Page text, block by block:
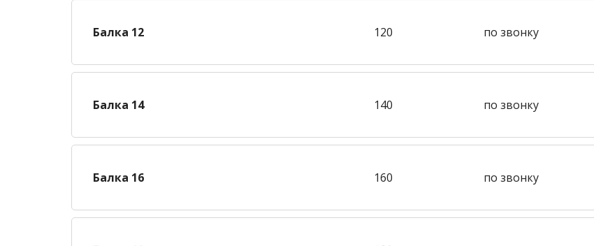
Балка 12 120 по звонку
Балка 14 140 по звонку
Балка 16 160 по звонку